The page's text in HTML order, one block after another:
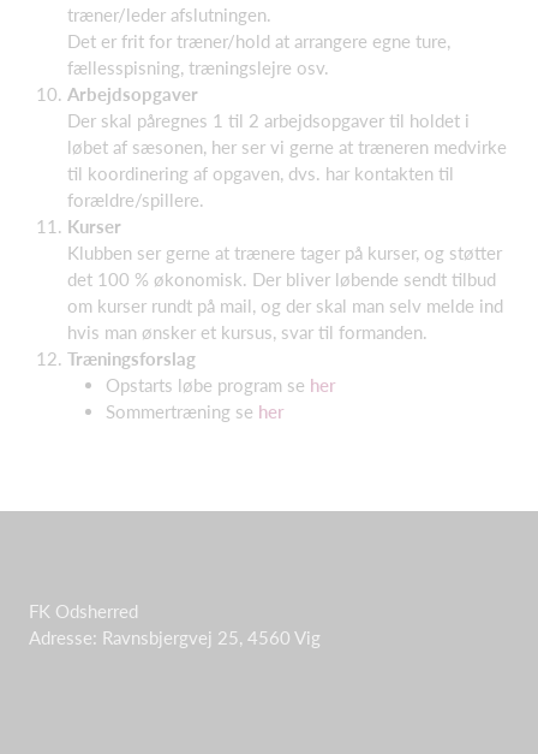
træner/leder afslutningen.
Det er frit for træner/hold at arrangere egne ture,
fællesspisning, træningslejre osv.
Arbejdsopgaver
Der skal påregnes 1 til 2 arbejdsopgaver til holdet i
løbet af sæsonen, her ser vi gerne at træneren medvirke
til koordinering af opgaven, dvs. har kontakten til
forældre/spillere.
Kurser
Klubben ser gerne at trænere tager på kurser, og støtter
det 100 % økonomisk. Der bliver løbende sendt tilbud
om kurser rundt på mail, og der skal man selv melde ind
hvis man ønsker et kursus, svar til formanden.
Træningsforslag
Opstarts løbe program se her
Sommertræning se her
FK Odsherred
Adresse: Ravnsbjergvej 25, 4560 Vig